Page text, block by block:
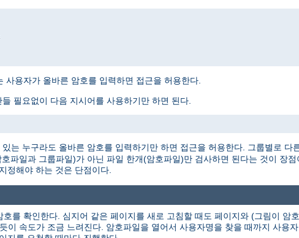
사용자가 올바른 암호를 입력하면 접근을 허용한다.
필요없이 다음 지시어를 사용하기만 하면 된다.
는 누구라도 올바른 암호를 입력하기만 하면 접근을 허용한다. 그룹별로 다
파일과 그룹파일)가 아닌 파일 한개(암호파일)만 검사하면 된다는 것이 장
정해야 하는 것은 단점이다.
를 확인한다. 심지어 같은 페이지를 새로 고침할 때도 페이지와 (그림이 암
이 속도가 조금 느려진다. 암호파일을 열어서 사용자명을 찾을 때까지 사용